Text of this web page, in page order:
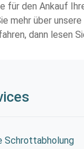
für den Ankauf
mehr über
dann lesen
Schrottabholung